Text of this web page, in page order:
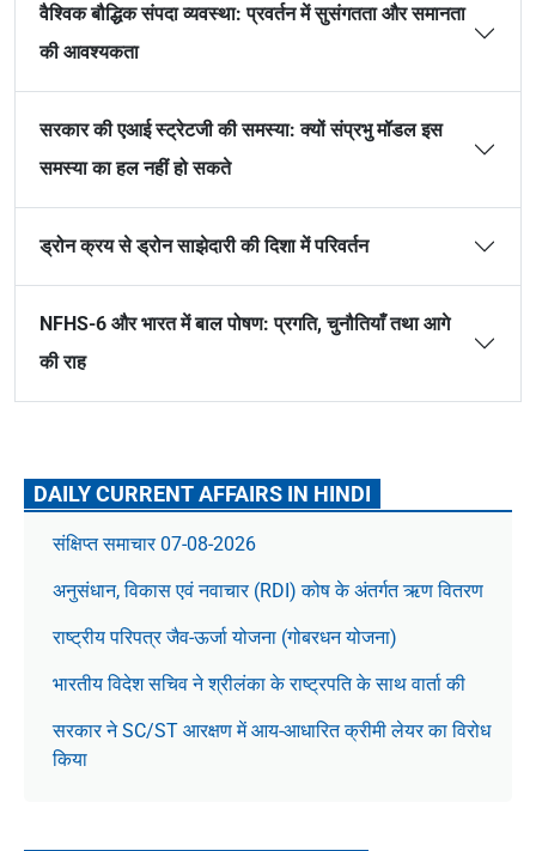
वैश्विक बौद्धिक संपदा व्यवस्था: प्रवर्तन में सुसंगतता और समानता
की आवश्यकता
सरकार की एआई स्ट्रेटजी की समस्या: क्यों संप्रभु मॉडल इस
समस्या का हल नहीं हो सकते
ड्रोन क्रय से ड्रोन साझेदारी की दिशा में परिवर्तन
NFHS-6 और भारत में बाल पोषण: प्रगति, चुनौतियाँ तथा आगे
की राह
DAILY CURRENT AFFAIRS IN HINDI
संक्षिप्त समाचार 07-08-2026
अनुसंधान, विकास एवं नवाचार (RDI) कोष के अंतर्गत ऋण वितरण
राष्ट्रीय परिपत्र जैव-ऊर्जा योजना (गोबरधन योजना)
भारतीय विदेश सचिव ने श्रीलंका के राष्ट्रपति के साथ वार्ता की
सरकार ने SC/ST आरक्षण में आय-आधारित क्रीमी लेयर का विरोध
किया